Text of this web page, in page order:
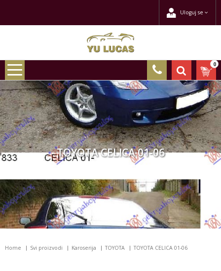
Uloguj se
0
TOYOTA CELICA 01-06
Home Svi proizvodi Karoserija TOYOTA TOYOTA CELICA 01-06